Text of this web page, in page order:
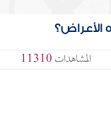
المشاهدات11310